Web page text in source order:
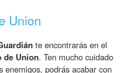
Union
te encontrarás en el
de Union. Ten mucho cuidado
enemigos, podrás acabar con